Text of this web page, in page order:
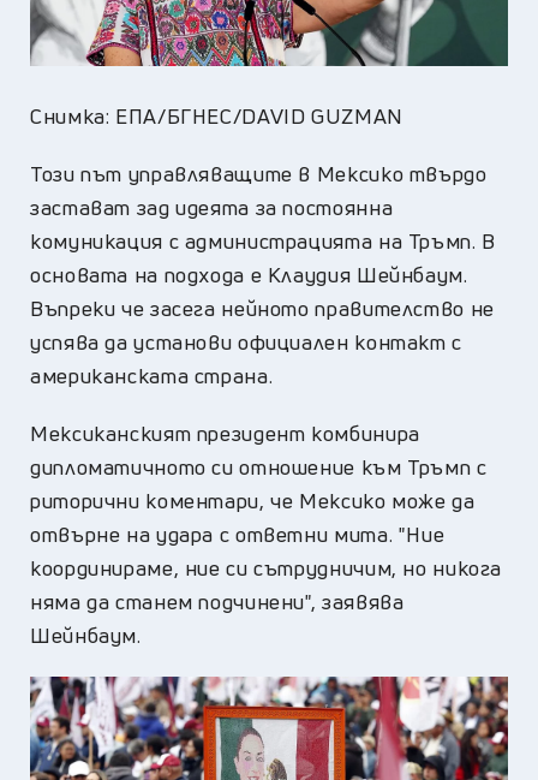
Снимка: ЕПА/БГНЕС/DAVID GUZMAN
Този път управляващите в Мексико твърдо
застават зад идеята за постоянна
комуникация с администрацията на Тръмп. В
основата на подхода е Клаудия Шейнбаум.
Въпреки че засега нейното правителство не
успява да установи официален контакт с
американската страна.
Мексиканският президент комбинира
дипломатичното си отношение към Тръмп с
риторични коментари, че Мексико може да
отвърне на удара с ответни мита. "Ние
координираме, ние си сътрудничим, но никога
няма да станем подчинени", заявява
Шейнбаум.